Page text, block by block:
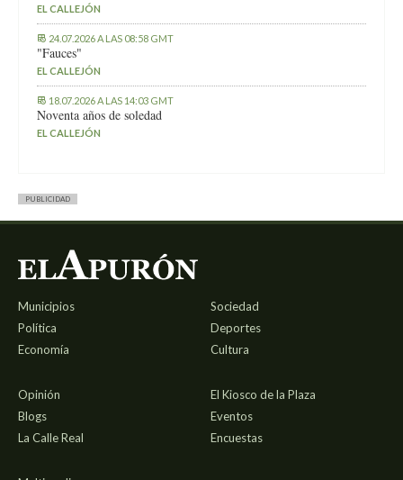
EL CALLEJÓN
24.07.2026 A LAS 08:58 GMT
"Fauces"
EL CALLEJÓN
18.07.2026 A LAS 14:03 GMT
Noventa años de soledad
EL CALLEJÓN
PUBLICIDAD
Municipios
Política
Economía
Sociedad
Deportes
Cultura
Opinión
Blogs
La Calle Real
El Kiosco de la Plaza
Eventos
Encuestas